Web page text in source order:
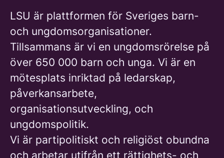
LSU är plattformen för Sveriges barn-
och ungdomsorganisationer.
Tillsammans är vi en ungdomsrörelse på
över 650 000 barn och unga. Vi är en
mötesplats inriktad på ledarskap,
påverkansarbete,
organisationsutveckling, och
ungdomspolitik.
Vi är partipolitiskt och religiöst obundna
och arbetar utifrån ett rättighets- och